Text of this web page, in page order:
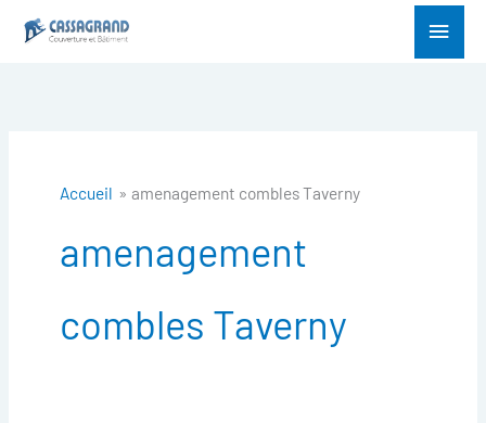
Menu
Accueil amenagement combles Taverny
amenagement
combles Taverny